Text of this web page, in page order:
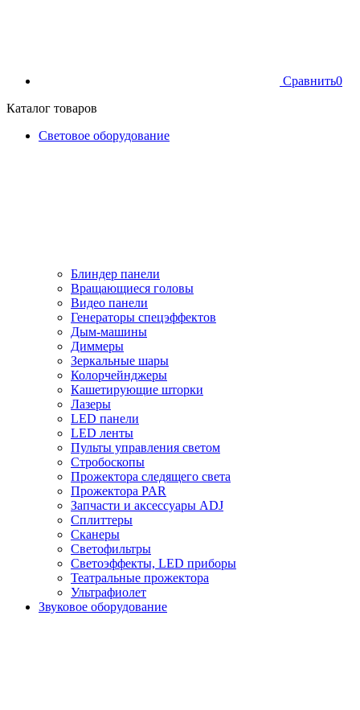
Сравнить0
Каталог товаров
Световое оборудование
Блиндер панели
Вращающиеся головы
Видео панели
Генераторы спецэффектов
Дым-машины
Диммеры
Зеркальные шары
Колорчейнджеры
Кашетирующие шторки
Лазеры
LED панели
LED ленты
Пульты управления светом
Стробоскопы
Прожектора следящего света
Прожектора PAR
Запчасти и аксессуары ADJ
Сплиттеры
Сканеры
Светофильтры
Светоэффекты, LED приборы
Театральные прожектора
Ультрафиолет
Звуковое оборудование